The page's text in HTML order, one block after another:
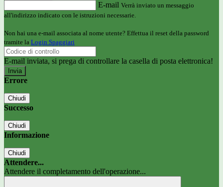
E-mail Verrà inviato un messaggio
all'indirizzo indicato con le istruzioni necessarie.
Non hai una e-mail associata al nome utente? Effettua il reset della password
tramite la Login Spaggiari
E-mail inviata, si prega di controllare la casella di posta elettronica!
Errore
Chiudi
Successo
Chiudi
Informazione
Chiudi
Attendere...
Attendere il completamento dell'operazione...